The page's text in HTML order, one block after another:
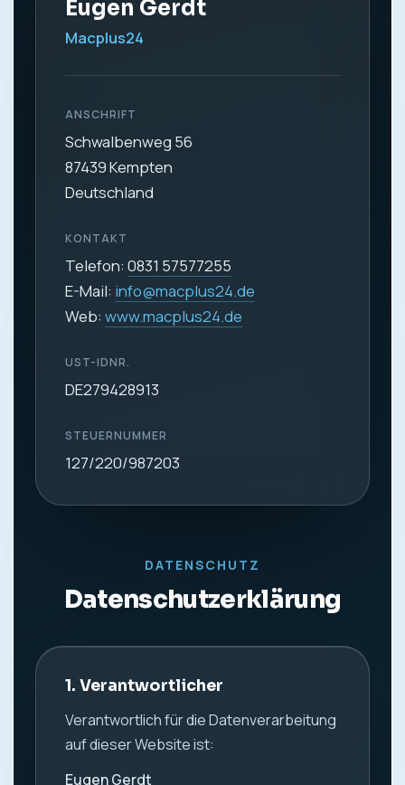
Eugen Gerdt
Macplus24
ANSCHRIFT
Schwalbenweg 56
87439 Kempten
Deutschland
KONTAKT
Telefon: 0831 57577255
E-Mail: info@macplus24.de
Web: www.macplus24.de
UST-IDNR.
DE279428913
STEUERNUMMER
127/220/987203
DATENSCHUTZ
Datenschutzerklärung
1. Verantwortlicher
Verantwortlich für die Datenverarbeitung
auf dieser Website ist:
Eugen Gerdt